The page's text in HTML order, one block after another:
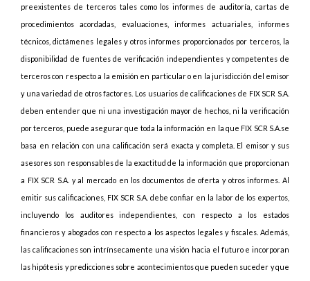
preexistentes de terceros tales como los informes de auditoría, cartas de
procedimientos acordadas, evaluaciones, informes actuariales, informes
técnicos, dictámenes legales y otros informes proporcionados por terceros, la
disponibilidad de fuentes de verificación independientes y competentes de
terceros con respecto a la emisión en particular o en la jurisdicción del emisor
y una variedad de otros factores. Los usuarios de calificaciones de FIX SCR S.A.
deben entender que ni una investigación mayor de hechos, ni la verificación
por terceros, puede asegurar que toda la información en la que FIX SCR S.A.se
basa en relación con una calificación será exacta y completa. El emisor y sus
asesores son responsables de la exactitud de la información que proporcionan
a FIX SCR S.A. y al mercado en los documentos de oferta y otros informes. Al
emitir sus calificaciones, FIX SCR S.A. debe confiar en la labor de los expertos,
incluyendo los auditores independientes, con respecto a los estados
financieros y abogados con respecto a los aspectos legales y fiscales. Además,
las calificaciones son intrínsecamente una visión hacia el futuro e incorporan
las hipótesis y predicciones sobre acontecimientos que pueden suceder y que